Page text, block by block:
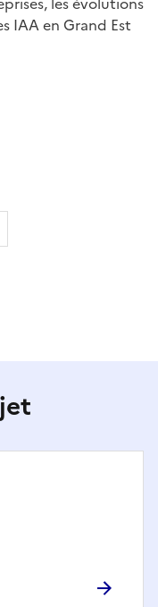
IAA en Grand Est
Twitter)
par email